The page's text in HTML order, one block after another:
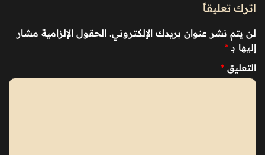
اترك تعليقاً
لن يتم نشر عنوان بريدك الإلكتروني. الحقول الإلزامية مشار
إليها بـ *
التعليق *